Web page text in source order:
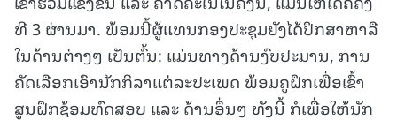
ທີ 3 ຜ່ານມາ. ພ້ອມນີ້ຜູ້ແທນກອງປະຊຸມຍັງໄດ້ປຶກສາຫາລື
ໃນດ້ານຕ່າງໆ ເປັນຕົ້ນ: ແມ່ນທາງດ້ານງົບປະມານ, ການ
ຄັດເລືອກເອົານັກກິລາແຕ່ລະປະເພດ ພ້ອມຄູຝຶກເພື່ອເຂົ້າ
ສູນຝຶກຊ້ອມທົດສອບ ແລະ ດ້ານອຶ່ນໆ ທັງນີ້ ກໍເພື່ອໃຫ້ນັກ